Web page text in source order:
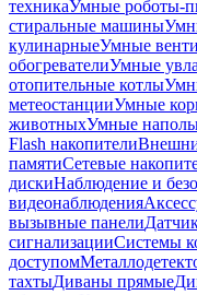
техникаУмные роботы-
стиральные машины
кулинарныеУмные
обогревателиУмные
отопительные котлы
метеостанцииУмные
животныхУмные
Flash накопители
памятиСетевые
дискиНаблюдение и
видеонаблюдения
вызывные панели
сигнализацииСистемы
доступом
тахтыДиваны прямые